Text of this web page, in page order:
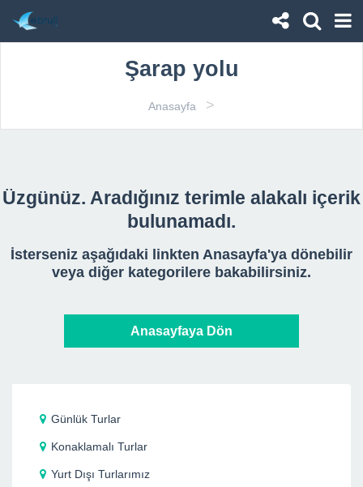
Şarap yolu
Anasayfa >
Üzgünüz. Aradığınız terimle alakalı içerik
bulunamadı.
İsterseniz aşağıdaki linkten Anasayfa'ya dönebilir
veya diğer kategorilere bakabilirsiniz.
Anasayfaya Dön
Günlük Turlar
Konaklamalı Turlar
Yurt Dışı Turlarımız